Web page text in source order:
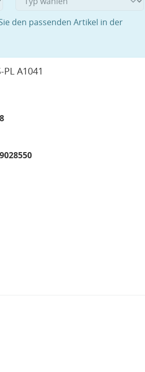
den passenden Artikel in der
A1041